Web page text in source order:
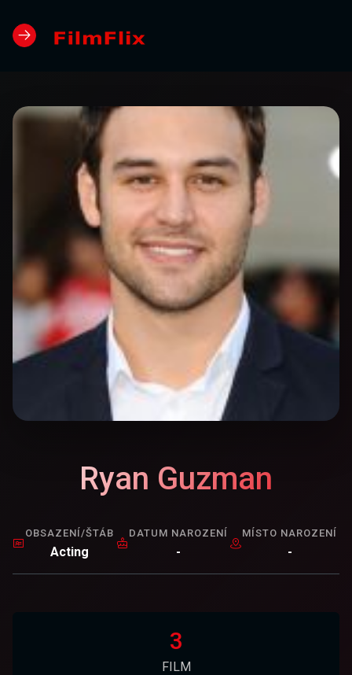
Ryan Guzman
OBSAZENÍ/ŠTÁB
Acting
DATUM NAROZENÍ
-
MÍSTO NAROZENÍ
-
3
FILM